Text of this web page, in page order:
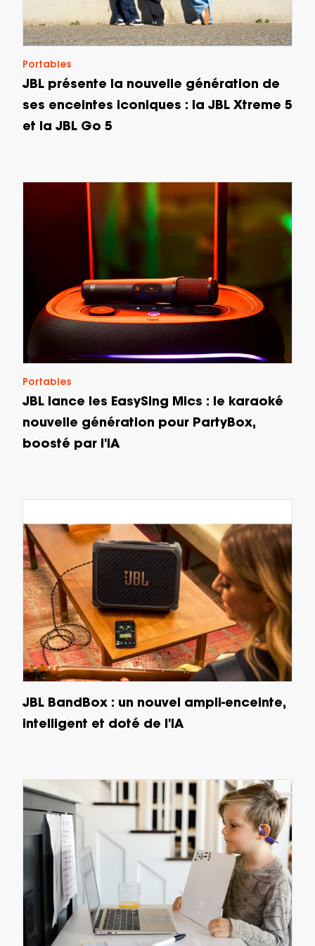
Portables
JBL présente la nouvelle génération de
ses enceintes iconiques : la JBL Xtreme 5
et la JBL Go 5
Portables
JBL lance les EasySing Mics : le karaoké
nouvelle génération pour PartyBox,
boosté par l'IA
JBL BandBox : un nouvel ampli-enceinte,
intelligent et doté de l'IA